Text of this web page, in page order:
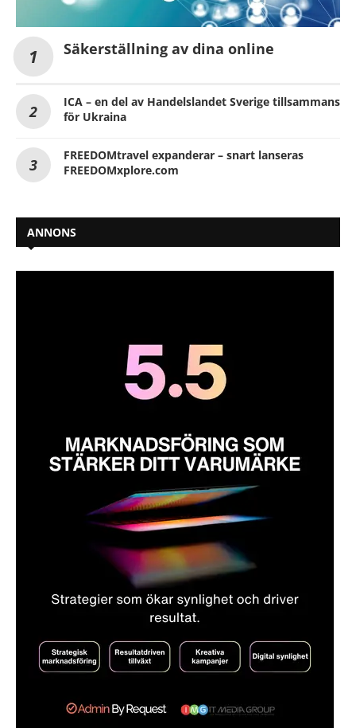
Säkerställning av dina online
ICA – en del av Handelslandet Sverige tillsammans
för Ukraina
FREEDOMtravel expanderar – snart lanseras
FREEDOMxplore.com
ANNONS